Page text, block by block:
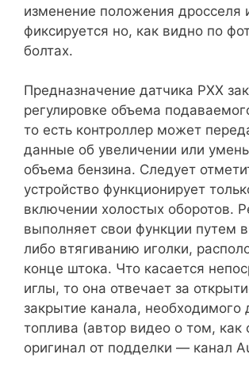
изменение положения дросселя
фиксируется но, как видно по
болтах.
Предназначение датчика РХХ
регулировке объема
то есть контроллер может
данные об увеличении или
объема бензина. Следует
устройство функционирует
включении холостых оборотов.
выполняет свои функции путем
либо втягиванию иголки,
конце штока. Что касается
иглы, то она отвечает за
закрытие канала, необходимого
топлива (автор видео о том, как
оригинал от подделки — канал